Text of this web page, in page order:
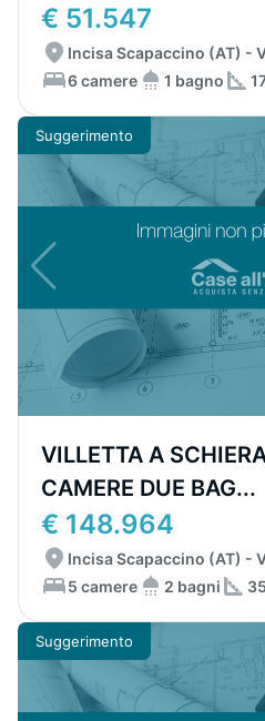
€ 51.547
Incisa Scapaccino (AT) -
6 camere
1 bagno
Suggerimento
VILLETTA A
CAMERE DUE BAG...
€ 148.964
Incisa Scapaccino (AT) -
5 camere
2 bagni
Suggerimento